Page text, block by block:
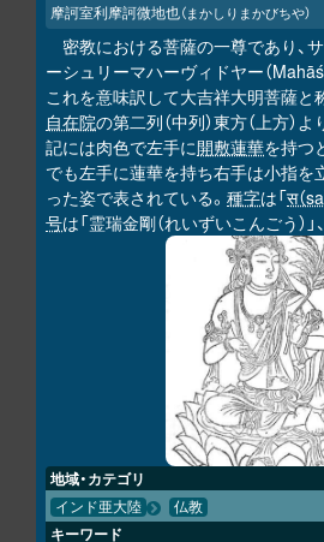
摩訶室利摩訶微地也（まかしりまかびちや）
密教における菩薩の一尊であり、
ーシュリーマハーヴィドヤー（
これを意味訳して大吉祥大明菩薩と
自在院の第二列（中列）東方（上方）
記には肉色で左手に開敷蓮華を持つ
でも左手に蓮華を持ち右手は小指を
った姿で表されている。 種字は「स（sa
号は「霊瑞金剛（れいずいこんごう）」、
地域・カテゴリ
インド亜大陸 仏教
キーワード